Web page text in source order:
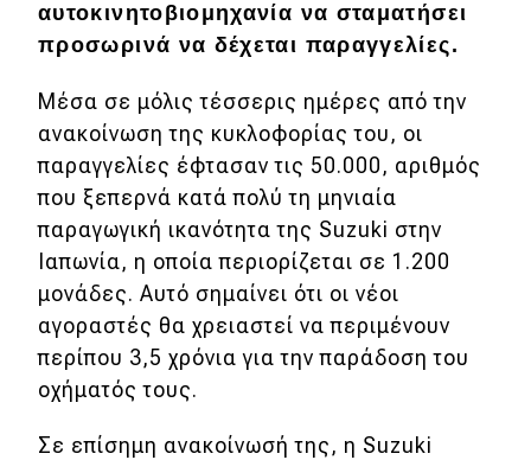
Τεχνολογία
Ασφάλεια
Αγορά
Απόψεις
Test Drive
Δοκιμή
Αποστολή
αυτοκινητοβιομηχανία να σταματήσει
προσωρινά να δέχεται παραγγελίες.
Μέσα σε μόλις τέσσερις ημέρες από την
ανακοίνωση της κυκλοφορίας του, οι
παραγγελίες έφτασαν τις 50.000, αριθμός
που ξεπερνά κατά πολύ τη μηνιαία
παραγωγική ικανότητα της Suzuki στην
Ιαπωνία, η οποία περιορίζεται σε 1.200
μονάδες. Αυτό σημαίνει ότι οι νέοι
αγοραστές θα χρειαστεί να περιμένουν
περίπου 3,5 χρόνια για την παράδοση του
οχήματός τους.
Σε επίσημη ανακοίνωσή της, η Suzuki